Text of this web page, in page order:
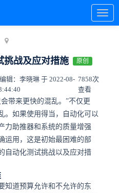
挑战及应对措施 原创
辑：李晓琳 于 2022-08- 7858次
查看
带来更快的混乱。”不仅更
。如果使用得当，自动化可以
力助推器和系统的质量增强
运用，这是初始最困难的部
自动化测试挑战以及应对措
知道预算允许和不允许的东